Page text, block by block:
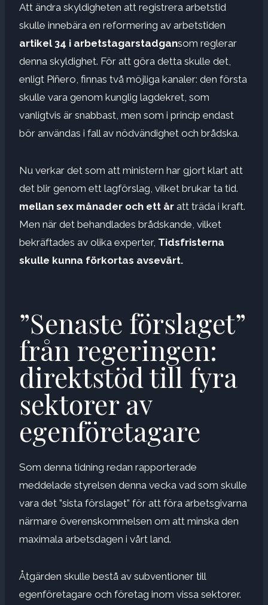
Att ändra skyldigheten att registrera arbetstid
skulle innebära en reformering av arbetstiden
artikel 34 i arbetstagarstadgansom reglerar
denna skyldighet. För att göra detta skulle det,
enligt Piñero, finnas två möjliga kanaler: den första
skulle vara genom kunglig lagdekret, som
vanligtvis är snabbast, men som i princip endast
bör användas i fall av nödvändighet och brådska.
Nu verkar det som att ministern har gjort klart att
det blir genom ett lagförslag, vilket brukar ta tid.
mellan sex månader och ett år att träda i kraft.
Men när det behandlades brådskande, vilket
bekräftades av olika experter, Tidsfristerna
skulle kunna förkortas avsevärt.
”Senaste förslaget”
från regeringen:
direktstöd till fyra
sektorer av
egenföretagare
Som denna tidning redan rapporterade
meddelade styrelsen denna vecka vad som skulle
vara det ”sista förslaget” för att föra arbetsgivarna
närmare överenskommelsen om att minska den
maximala arbetsdagen i vårt land.
Åtgärden skulle bestå av subventioner till
egenföretagare och företag inom vissa sektorer.